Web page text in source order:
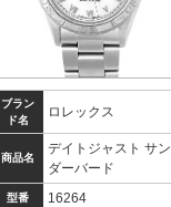
ブラン
ド名
ロレックス
商品名
デイトジャスト サン
ダーバード
型番 16264